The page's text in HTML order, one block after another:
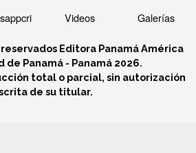
Videos Galerías
Editora Panamá América
de Panamá - Panamá 2026.
total o parcial, sin autorización
de su titular.